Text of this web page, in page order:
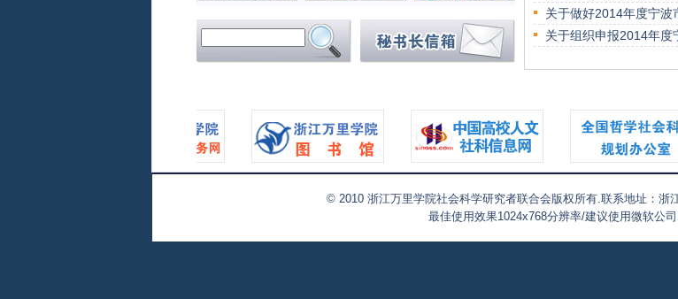
© 2010 浙江万里学院社会科学研究者联合会版权所有.联系地址：浙